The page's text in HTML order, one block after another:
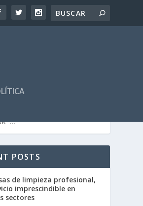
POSTS
de limpieza profesional,
imprescindible en
sectores